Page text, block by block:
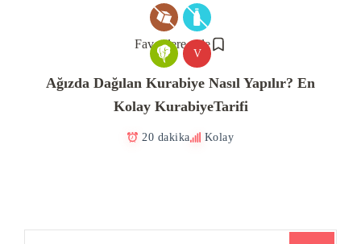
Favorilere ekle
V
Ağızda Dağılan Kurabiye Nasıl Yapılır? En
Kolay KurabiyeTarifi
20 dakika Kolay